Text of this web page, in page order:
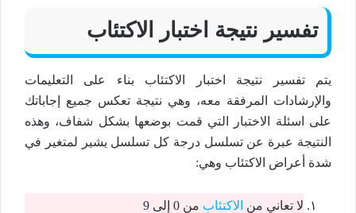
تفسير نتيجة اختبار الاكتئاب
يتم تفسير نتيجة اختبار الاكتئاب بناء على التعليمات
والإرشادات المرفقة معه، وهي نتيجة تعكس جميع إجاباتك
على اسئلة الاختبار التي قمت بوضعها بشكل شفاف، وهذه
النتيجة عبرة عن تسلسل درجة كل تسلسل يشير لمتغير في
شدة أعراض الاكتئاب وهي:
لا تعاني من الاكتئاب من 0 إلى 9